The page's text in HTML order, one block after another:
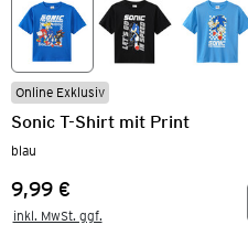
Online Exklusiv
Sonic T-Shirt mit Print
blau
Preis:
9,99 €
inkl. MwSt. ggf.